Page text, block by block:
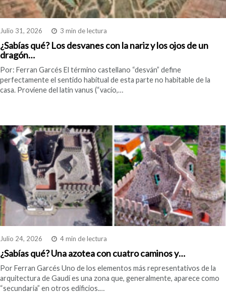
Julio 31, 2026 3 min de lectura
¿Sabías qué? Los desvanes con la nariz y los ojos de un
dragón…
Por: Ferran Garcés El término castellano “desván” define
perfectamente el sentido habitual de esta parte no habitable de la
casa. Proviene del latín vanus (“vacío,…
Julio 24, 2026 4 min de lectura
¿Sabías qué? Una azotea con cuatro caminos y…
Por Ferran Garcés Uno de los elementos más representativos de la
arquitectura de Gaudí es una zona que, generalmente, aparece como
“secundaria” en otros edificios.…